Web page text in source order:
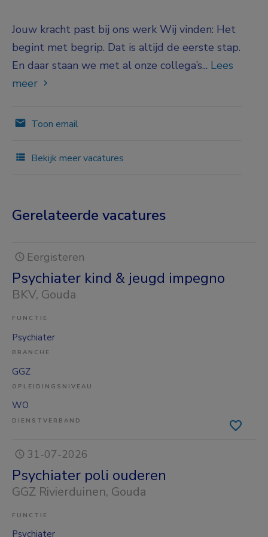
Jouw kracht past bij ons werk Wij vinden: Het
begint met begrip. Dat is altijd de eerste stap.
En daar staan we met al onze collega’s... Lees
meer
Toon email
Bekijk meer vacatures
Gerelateerde vacatures
Eergisteren
Psychiater kind & jeugd impegno
BKV, Gouda
FUNCTIE
Psychiater
BRANCHE
GGZ
OPLEIDINGSNIVEAU
WO
DIENSTVERBAND
31-07-2026
Psychiater poli ouderen
GGZ Rivierduinen, Gouda
FUNCTIE
Psychiater